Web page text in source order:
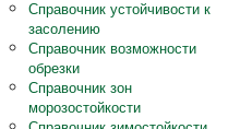
Справочник устойчивости к
засолению
Справочник возможности
обрезки
Справочник зон
морозостойкости